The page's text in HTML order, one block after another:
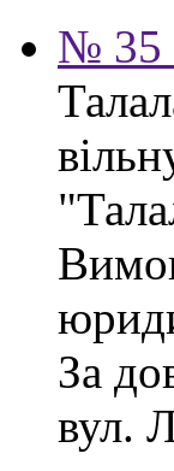
№ 35
За
вул.